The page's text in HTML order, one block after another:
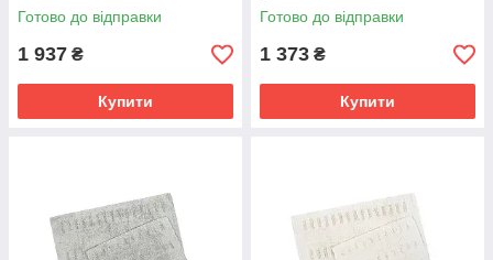
Готово до відправки
1 937 ₴
Купити
Готово до відправки
1 373 ₴
Купити